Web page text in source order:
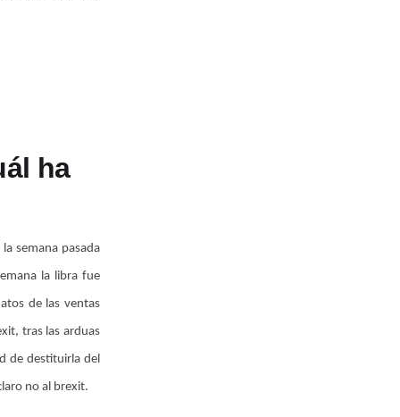
ha
semana pasada
la libra fue
de las ventas
tras las arduas
de destituirla del
no al brexit.